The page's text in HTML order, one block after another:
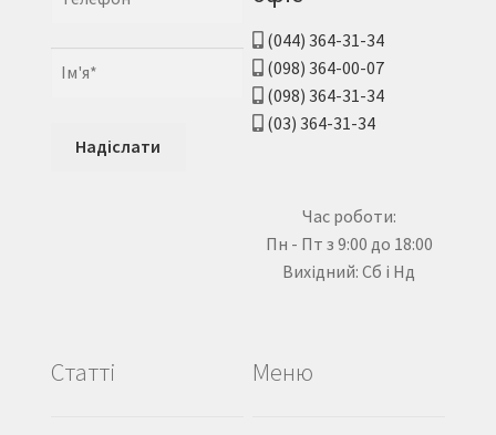
(044) 364-31-34
(098) 364-00-07
(098) 364-31-34
(03) 364-31-34
Час роботи:
Пн - Пт з 9:00 до 18:00
Вихідний: Сб і Нд
Статті Меню